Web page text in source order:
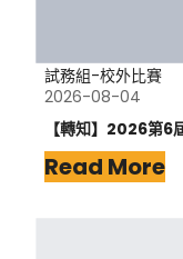
試務組-校外比賽
2026-08-04
【轉知】2026第6
Read More